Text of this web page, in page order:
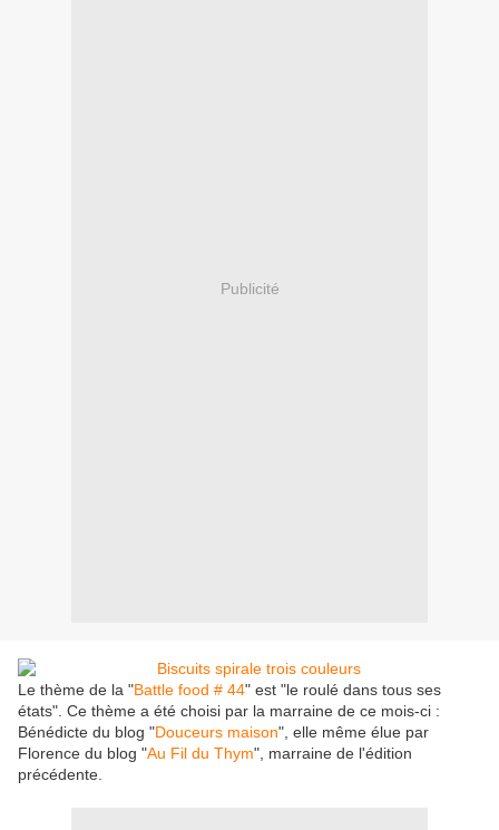
Publicité
Le thème de la "Battle food # 44" est "le roulé dans tous ses
états". Ce thème a été choisi par la marraine de ce mois-ci :
Bénédicte du blog "Douceurs maison", elle même élue par
Florence du blog "Au Fil du Thym", marraine de l'édition
précédente.